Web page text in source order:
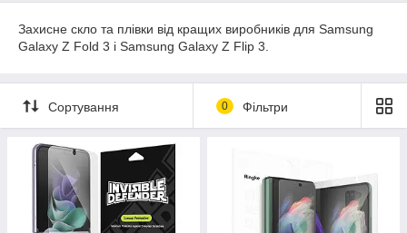
Захисне скло та плівки від кращих виробників для Samsung
Galaxy Z Fold 3 і Samsung Galaxy Z Flip 3.
Сортування 0 Фільтри